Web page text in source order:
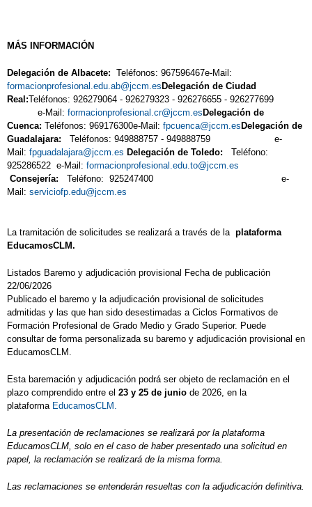
MÁS INFORMACIÓN
Delegación de Albacete: Teléfonos: 967596467e-Mail:
formacionprofesional.edu.ab@jccm.es Delegación de Ciudad
Real:Teléfonos: 926279064 - 926279323 - 926276655 - 926277699
e-Mail: formacionprofesional.cr@jccm.es Delegación de
Cuenca: Teléfonos: 969176300e-Mail: fpcuenca@jccm.es Delegación de
Guadalajara: Teléfonos: 949888757 - 949888759 e-
Mail: fpguadalajara@jccm.es Delegación de Toledo: Teléfono:
925286522 e-Mail: formacionprofesional.edu.to@jccm.es
Consejería: Teléfono: 925247400 e-
Mail: serviciofp.edu@jccm.es
La tramitación de solicitudes se realizará a través de la plataforma
EducamosCLM.
Listados Baremo y adjudicación provisional Fecha de publicación
22/06/2026
Publicado el baremo y la adjudicación provisional de solicitudes
admitidas y las que han sido desestimadas a Ciclos Formativos de
Formación Profesional de Grado Medio y Grado Superior. Puede
consultar de forma personalizada su baremo y adjudicación provisional en
EducamosCLM.
Esta baremación y adjudicación podrá ser objeto de reclamación en el
plazo comprendido entre el 23 y 25 de junio de 2026, en la
plataforma EducamosCLM.
La presentación de reclamaciones se realizará por la plataforma
EducamosCLM, solo en el caso de haber presentado una solicitud en
papel, la reclamación se realizará de la misma forma.
Las reclamaciones se entenderán resueltas con la adjudicación definitiva.